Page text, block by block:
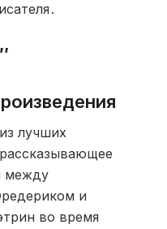
лучших
между
и
во время